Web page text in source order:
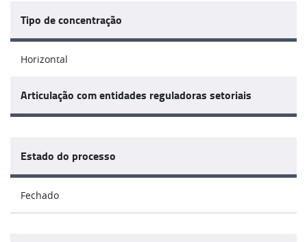
Tipo de concentração
Horizontal
Articulação com entidades reguladoras setoriais
Estado do processo
Fechado